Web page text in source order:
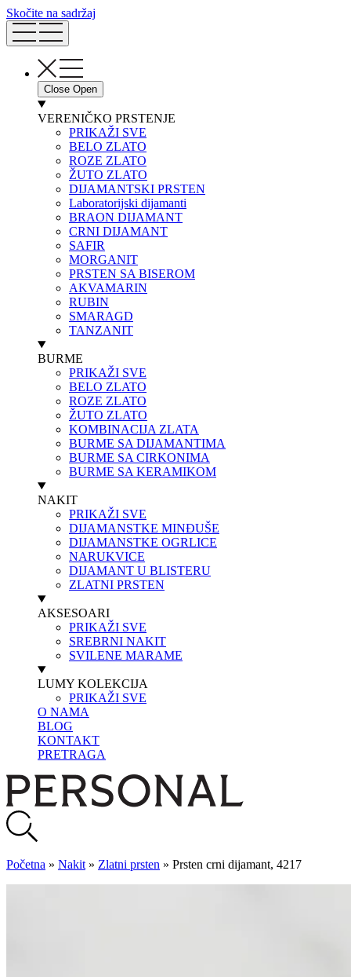
Skočite na sadržaj
Close Open
VERENIČKO PRSTENJE
PRIKAŽI SVE
BELO ZLATO
ROZE ZLATO
ŽUTO ZLATO
DIJAMANTSKI PRSTEN
Laboratorijski dijamanti
BRAON DIJAMANT
CRNI DIJAMANT
SAFIR
MORGANIT
PRSTEN SA BISEROM
AKVAMARIN
RUBIN
SMARAGD
TANZANIT
BURME
PRIKAŽI SVE
BELO ZLATO
ROZE ZLATO
ŽUTO ZLATO
KOMBINACIJA ZLATA
BURME SA DIJAMANTIMA
BURME SA CIRKONIMA
BURME SA KERAMIKOM
NAKIT
PRIKAŽI SVE
DIJAMANSTKE MINĐUŠE
DIJAMANSTKE OGRLICE
NARUKVICE
DIJAMANT U BLISTERU
ZLATNI PRSTEN
AKSESOARI
PRIKAŽI SVE
SREBRNI NAKIT
SVILENE MARAME
LUMY KOLEKCIJA
PRIKAŽI SVE
O NAMA
BLOG
KONTAKT
PRETRAGA
Početna » Nakit » Zlatni prsten » Prsten crni dijamant, 4217